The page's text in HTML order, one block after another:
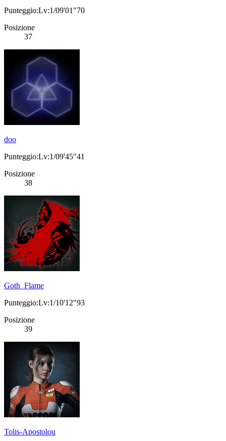
Punteggio:Lv:1/09'01"70
Posizione
37
doo
Punteggio:Lv:1/09'45"41
Posizione
38
Goth_Flame
Punteggio:Lv:1/10'12"93
Posizione
39
Tolis-Apostolou